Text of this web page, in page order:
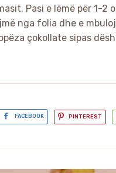
Pasi e lëmë për 1-2
nga folia dhe e
çokollate sipas
FACEBOOK PINTEREST